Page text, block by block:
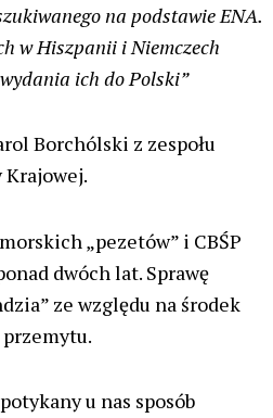
na podstawie ENA.
w Hiszpanii i Niemczech
ich do Polski”
Borchólski z zespołu
Krajowej.
„pezetów” i CBŚP
dwóch lat. Sprawę
ze względu na środek
u nas sposób